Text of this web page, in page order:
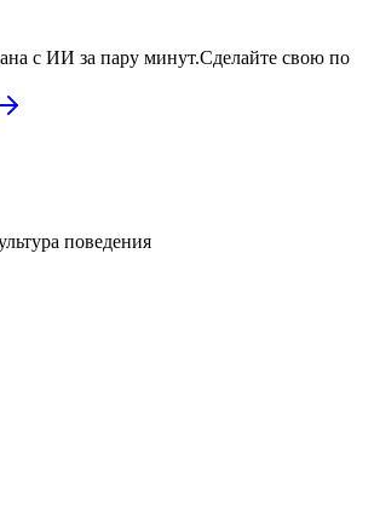
с ИИ за пару минут.Сделайте свою по
поведения